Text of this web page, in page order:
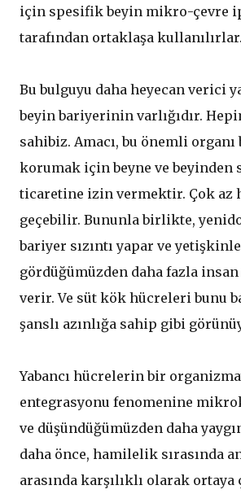
için spesifik beyin mikro-çevre
tarafından ortaklaşa kullanılırlar.
Bu bulguyu daha heyecan verici
beyin bariyerinin varlığıdır.
sahibiz. Amacı, bu önemli
korumak için beyne ve beyinden
ticaretine izin vermektir. Çok az
geçebilir. Bununla birlikte,
bariyer sızıntı yapar ve
gördüğümüzden daha fazla
verir. Ve süt kök hücreleri bunu
şanslı azınlığa sahip gibi
Yabancı hücrelerin bir
entegrasyonu fenomenine
ve düşündüğümüzden daha
daha önce, hamilelik sırasında
arasında karşılıklı olarak ortaya